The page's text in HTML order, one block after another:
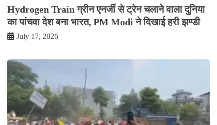
Hydrogen Train ग्रीन एनर्जी से ट्रेन चलाने वाला दुनिया
का पांचवा देश बना भारत, PM Modi ने दिखाई हरी झण्डी
July 17, 2026